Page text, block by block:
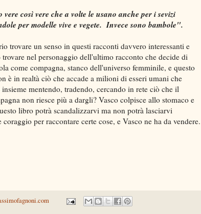
vere così vere che a volte le usano anche per i sevizi
per modelle vive e vegete. Invece sono bambole".
trovare un senso in questi racconti davvero interessanti e
nel personaggio dell'ultimo racconto che decide di
come compagna, stanco dell'universo femminile, e questo
è in realtà ciò che accade a milioni di esseri umani che
mentendo, tradendo, cercando in rete ciò che il
non riesce più a dargli? Vasco colpisce allo stomaco e
libro potrà scandalizzarvi ma non potrà lasciarvi
per raccontare certe cose, e Vasco ne ha da vendere.